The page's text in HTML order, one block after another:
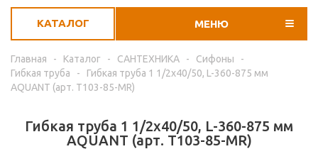
КАТАЛОГ МЕНЮ
Главная - Каталог - САНТЕХНИКА - Сифоны
-
Гибкая труба
-
Гибкая труба 1 1/2х40/50, L-360-875 мм
AQUANT (арт. Т103-85-MR)
Гибкая труба 1 1/2х40/50, L-360-875 мм
AQUANT (арт. Т103-85-MR)